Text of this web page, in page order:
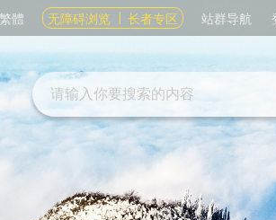
繁體 无障碍浏览 长者专区 站群导航